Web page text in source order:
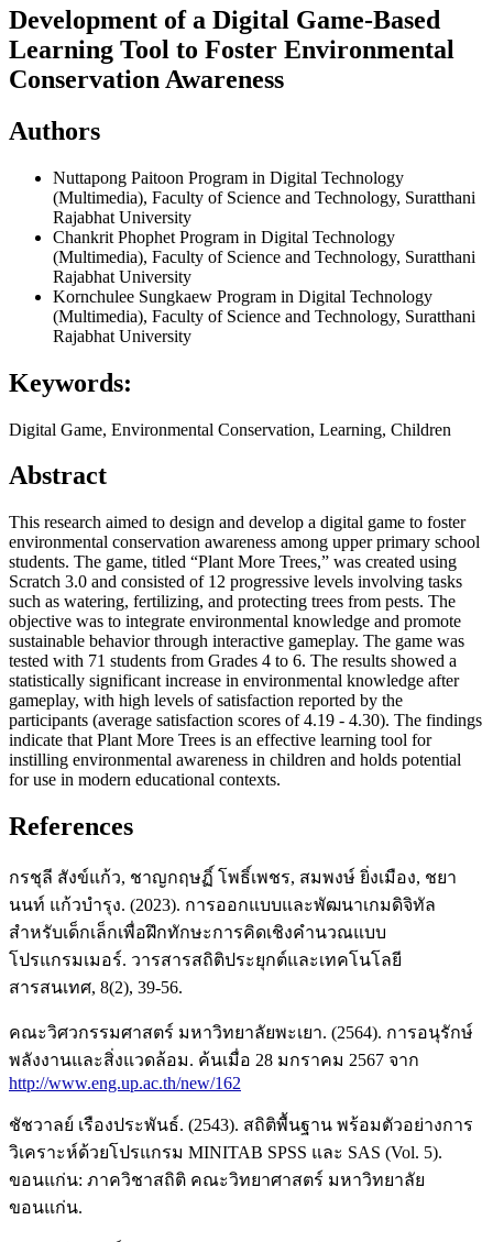
Development of a Digital Game-Based
Learning Tool to Foster Environmental
Conservation Awareness
Authors
Nuttapong Paitoon Program in Digital Technology
(Multimedia), Faculty of Science and Technology, Suratthani
Rajabhat University
Chankrit Phophet Program in Digital Technology
(Multimedia), Faculty of Science and Technology, Suratthani
Rajabhat University
Kornchulee Sungkaew Program in Digital Technology
(Multimedia), Faculty of Science and Technology, Suratthani
Rajabhat University
Keywords:
Digital Game, Environmental Conservation, Learning, Children
Abstract
This research aimed to design and develop a digital game to foster
environmental conservation awareness among upper primary school
students. The game, titled “Plant More Trees,” was created using
Scratch 3.0 and consisted of 12 progressive levels involving tasks
such as watering, fertilizing, and protecting trees from pests. The
objective was to integrate environmental knowledge and promote
sustainable behavior through interactive gameplay. The game was
tested with 71 students from Grades 4 to 6. The results showed a
statistically significant increase in environmental knowledge after
gameplay, with high levels of satisfaction reported by the
participants (average satisfaction scores of 4.19 - 4.30). The findings
indicate that Plant More Trees is an effective learning tool for
instilling environmental awareness in children and holds potential
for use in modern educational contexts.
References
กรชุลี สังข์แก้ว, ชาญกฤษฏิ์ โพธิ์เพชร, สมพงษ์ ยิ่งเมือง, ชยา
นนท์ แก้วบำรุง. (2023). การออกแบบและพัฒนาเกมดิจิทัล
สำหรับเด็กเล็กเพื่อฝึกทักษะการคิดเชิงคำนวณแบบ
โปรแกรมเมอร์. วารสารสถิติประยุกต์และเทคโนโลยี
สารสนเทศ, 8(2), 39-56.
คณะวิศวกรรมศาสตร์ มหาวิทยาลัยพะเยา. (2564). การอนุรักษ์
พลังงานและสิ่งแวดล้อม. ค้นเมื่อ 28 มกราคม 2567 จาก
http://www.eng.up.ac.th/new/162
ชัชวาลย์ เรืองประพันธ์. (2543). สถิติพื้นฐาน พร้อมตัวอย่างการ
วิเคราะห์ด้วยโปรแกรม MINITAB SPSS และ SAS (Vol. 5).
ขอนแก่น: ภาควิชาสถิติ คณะวิทยาศาสตร์ มหาวิทยาลัย
ขอนแก่น.